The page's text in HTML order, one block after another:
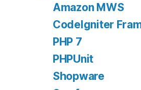
Amazon MWS
CodeIgniter
PHP 7
PHPUnit
Shopware